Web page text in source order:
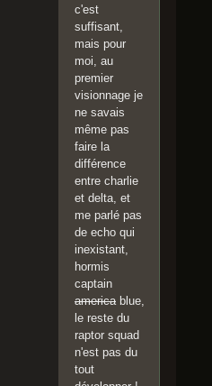
c'est
suffisant,
mais pour
moi, au
premier
visionnage je
ne savais
même pas
faire la
différence
entre charlie
et delta, et
me parlé pas
de echo qui
inexistant,
hormis
captain
america blue,
le reste du
raptor squad
n'est pas du
tout